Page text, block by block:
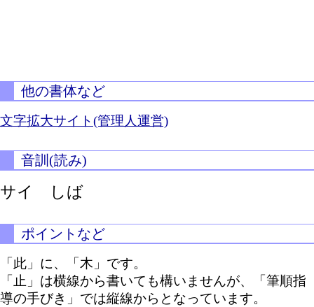
他の書体など
文字拡大サイト(管理人運営)
音訓(読み)
サイ しば
ポイントなど
「此」に、「木」です。
「止」は横線から書いても構いませんが、「筆順指
導の手びき」では縦線からとなっています。